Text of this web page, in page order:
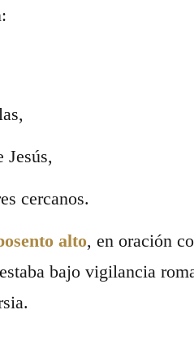
Jesús,
cercanos.
alto, en oración
bajo vigilancia